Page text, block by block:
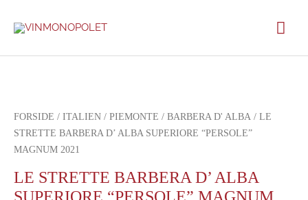
FORSIDE / ITALIEN / PIEMONTE / BARBERA D' ALBA / LE
STRETTE BARBERA D’ ALBA SUPERIORE “PERSOLE”
MAGNUM 2021
LE STRETTE BARBERA D’ ALBA